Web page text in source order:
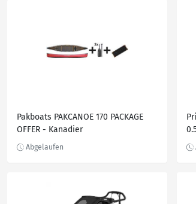
Pakboats PAKCANOE 170 PACKAGE
OFFER - Kanadier